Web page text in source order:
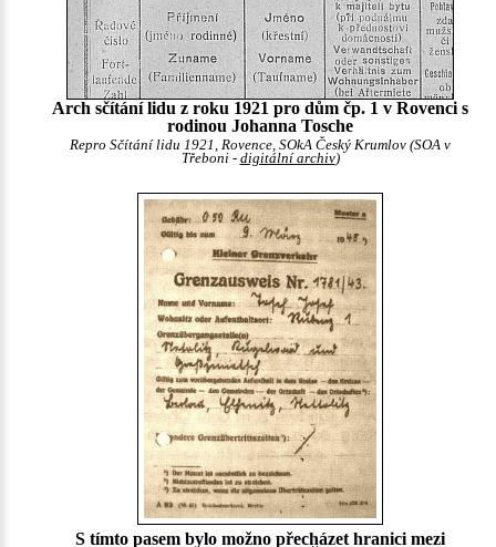
Arch sčítání lidu z roku 1921 pro dům čp. 1 v Rovenci s
rodinou Johanna Tosche
Repro Sčítání lidu 1921, Rovence, SOkA Český Krumlov (SOA v
Třeboni - digitální archiv)
S tímto pasem bylo možno přecházet hranici mezi